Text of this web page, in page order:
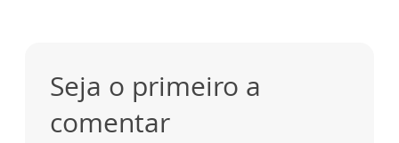
Seja o primeiro a
comentar